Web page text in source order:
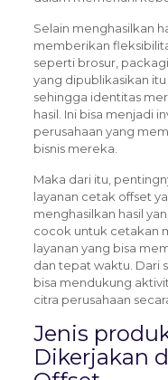
Selain menghasilkan
memberikan
seperti brosur,
yang dipublikasikan
sehingga identitas
hasil. Ini bisa menjadi
perusahaan yang
bisnis mereka.
Maka dari itu,
layanan cetak offset
menghasilkan hasil
cocok untuk cetakan
layanan yang bisa
dan tepat waktu. Dari
bisa mendukung
citra perusahaan
Jenis
Dikerjakan